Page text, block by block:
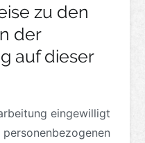
zu den
der
auf dieser
eingewilligt